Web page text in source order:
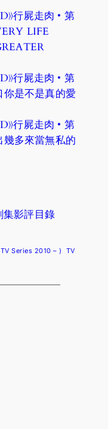
行屍走肉 • 第
LIFE
行屍走肉 • 第
你是不是真的愛
行屍走肉 • 第
幾多來當無私的
集影評目錄
Series 2010 – )
TV